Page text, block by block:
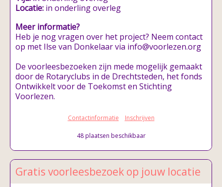
Locatie: in onderling overleg
Meer informatie?
Heb je nog vragen over het project? Neem contact
op met Ilse van Donkelaar via info@voorlezen.org
De voorleesbezoeken zijn mede mogelijk gemaakt
door de Rotaryclubs in de Drechtsteden, het fonds
Ontwikkelt voor de Toekomst en Stichting
Voorlezen.
Contactinformatie Inschrijven
48 plaatsen beschikbaar
Gratis voorleesbezoek op jouw locatie